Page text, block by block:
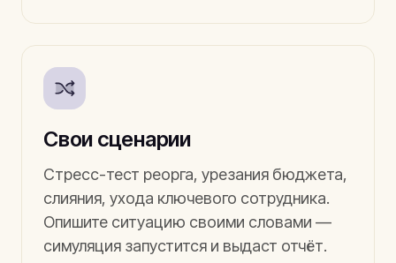
Свои сценарии
Стресс-тест реорга, урезания бюджета,
слияния, ухода ключевого сотрудника.
Опишите ситуацию своими словами —
симуляция запустится и выдаст отчёт.